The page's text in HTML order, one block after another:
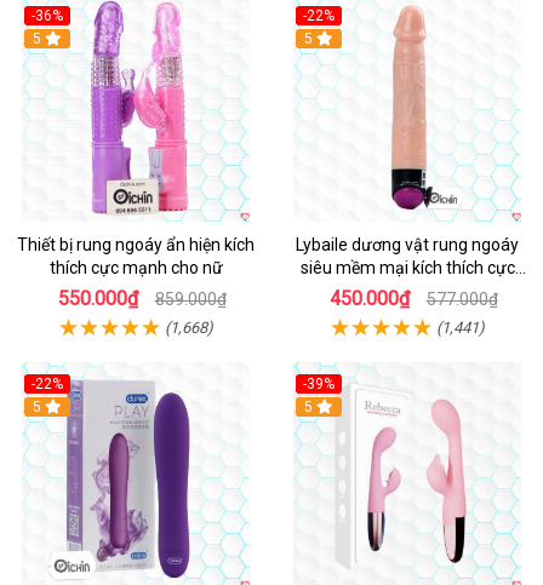
-36%
Hot
5
Thiết bị rung ngoáy ẩn hiện kích
thích cực mạnh cho nữ
550.000₫ 859.000₫
(1,668)
-22%
Hot
5
Lybaile dương vật rung ngoáy
siêu mềm mại kích thích cực
mạnh
450.000₫ 577.000₫
(1,441)
-22%
Hot
5
-39%
Hot
5